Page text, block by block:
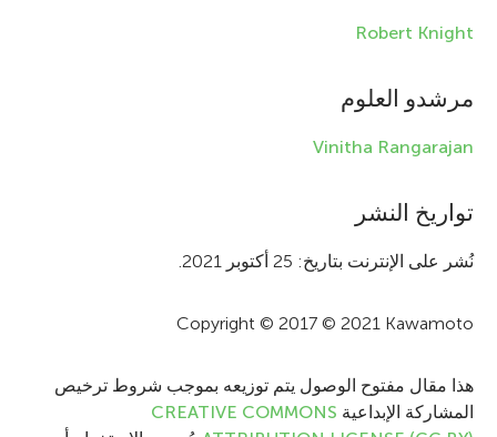
r
t
i
n
Robert Knight
مرشدو العلوم
Vinitha Rangarajan
تواريخ النشر
نُشر على الإنترنت بتاريخ: 25 أكتوبر 2021.
Copyright © 2017 © 2021 Kawamoto
هذا مقال مفتوح الوصول يتم توزيعه بموجب شروط ترخيص
المشاركة الإبداعية CREATIVE COMMONS